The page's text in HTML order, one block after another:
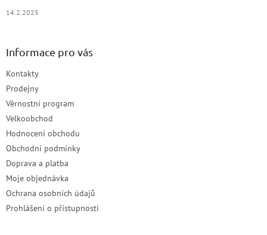
14.2.2025
Informace pro vás
Kontakty
Prodejny
Věrnostní program
Velkoobchod
Hodnocení obchodu
Obchodní podmínky
Doprava a platba
Moje objednávka
Ochrana osobních údajů
Prohlášení o přístupnosti